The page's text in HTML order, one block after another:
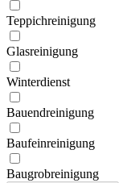
Teppich­reinigung
Glas­reinigung
Winter­dienst
Bauend­reinigung
Bau­feinreinigung
Baugrob­reinigung